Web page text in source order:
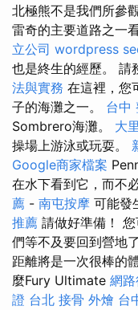
北極熊不是我們所參
雷奇的主要道路之一
立公司 wordpress
也是終生的經歷。 請
法與實務 在這裡，您
子的海灘之一。 台中
Sombrero海灘。 大
操場上游泳或玩耍。
Google商家檔案
在水下看到它，而不
薦 - 南屯按摩 可能發
推薦 請做好準備！
們等不及要回到營地
距離將是一次很棒的
麼Fury Ultimate 網
證 台北 接骨 外燴 台